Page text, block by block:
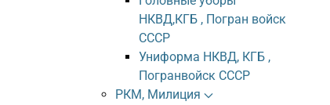
НКВД,КГБ , Погран войск
СССР
Униформа НКВД, КГБ ,
Погранвойск СССР
РКМ, Милиция